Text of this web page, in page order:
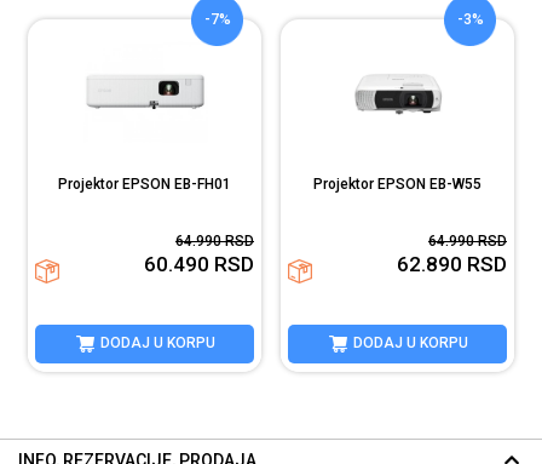
-7%
Projektor EPSON EB-FH01
64.990RSD
60.490 RSD
DODAJ U KORPU
-3%
Projektor EPSON EB-W55
64.990RSD
62.890 RSD
DODAJ U KORPU